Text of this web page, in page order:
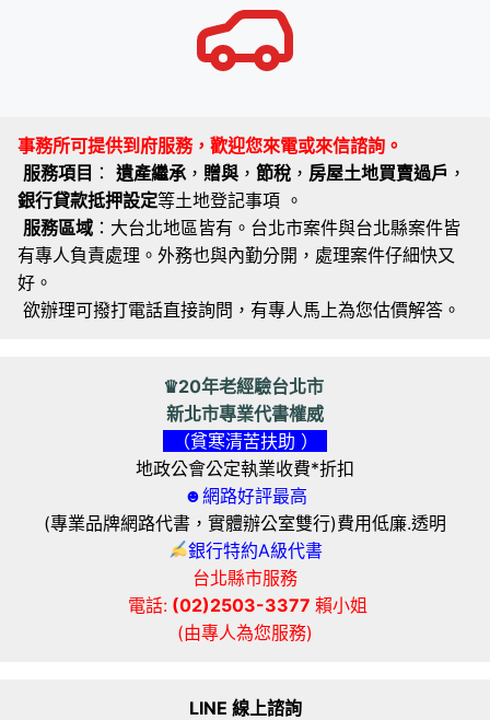
事務所可提供到府服務，歡迎您來電或來信諮詢。
服務項目 ： 遺產繼承 ， 贈與 ， 節稅 ， 房屋土地買賣過戶 ，
銀行貸款抵押設定等土地登記事項 。
服務區域 ：大台北地區皆有。台北市案件與台北縣案件皆
有專人負責處理。外務也與內勤分開，處理案件仔細快又
好。
欲辦理可撥打電話直接詢問，有專人馬上為您估價解答。
♛20年老經驗台北市
新北市專業代書權威
（貧寒清苦扶助 ）
地政公會公定執業收費*折扣
☻網路好評最高
(專業品牌網路代書，實體辦公室雙行)費用低廉.透明
銀行特約A級代書
台北縣市服務
電話: (02)2503-3377 賴小姐
(由專人為您服務)
LINE 線上諮詢